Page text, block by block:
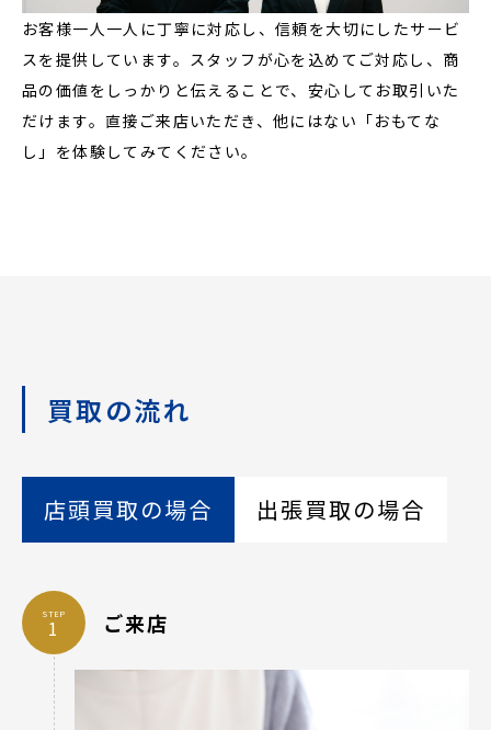
お客様一人一人に丁寧に対応し、信頼を大切にしたサービ
スを提供しています。スタッフが心を込めてご対応し、商
品の価値をしっかりと伝えることで、安心してお取引いた
だけます。直接ご来店いただき、他にはない「おもてな
し」を体験してみてください。
買取の流れ
店頭買取の場合 出張買取の場合
STEP ご来店